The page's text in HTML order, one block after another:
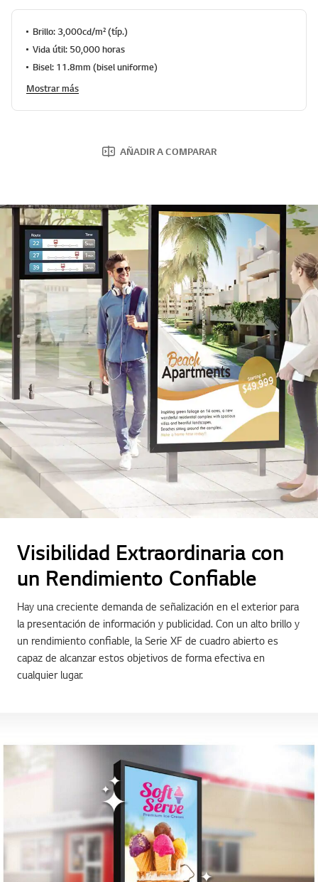
Brillo: 3,000cd/m² (típ.)
Vida útil: 50,000 horas
Bisel: 11.8mm (bisel uniforme)
Mostrar más
AÑADIR A COMPARAR
Visibilidad Extraordinaria con
un Rendimiento Confiable
Hay una creciente demanda de señalización en el exterior para
la presentación de información y publicidad. Con un alto brillo y
un rendimiento confiable, la Serie XF de cuadro abierto es
capaz de alcanzar estos objetivos de forma efectiva en
cualquier lugar.